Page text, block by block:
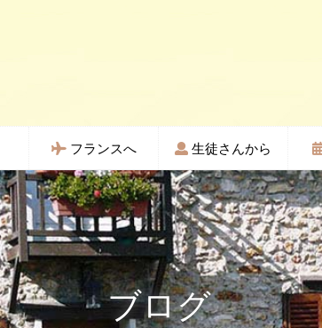
フランスへ 生徒さんから
ブログ